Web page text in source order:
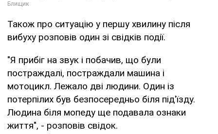
Також про ситуацію у першу хвилину після
вибуху розповів один зі свідків події.
"Я прибіг на звук і побачив, що були
постраждалі, постраждали машина і
мотоцикл. Лежало дві людини. Один із
потерпілих був безпосередньо біля під'їзду.
Людина біля мопеду ще подавала ознаки
життя", - розповів свідок.